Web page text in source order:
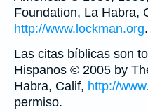
Foundation, La Habra,
http://www.lockman.org
Las citas bíblicas son
Hispanos © 2005 by
Habra, Calif, http://
permiso.